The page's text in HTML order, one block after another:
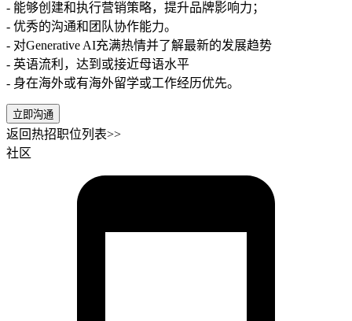
- 能够创建和执行营销策略，提升品牌影响力；
- 优秀的沟通和团队协作能力。
- 对Generative AI充满热情并了解最新的发展趋势
- 英语流利，达到或接近母语水平
- 身在海外或有海外留学或工作经历优先。
立即沟通
返回热招职位列表>>
社区